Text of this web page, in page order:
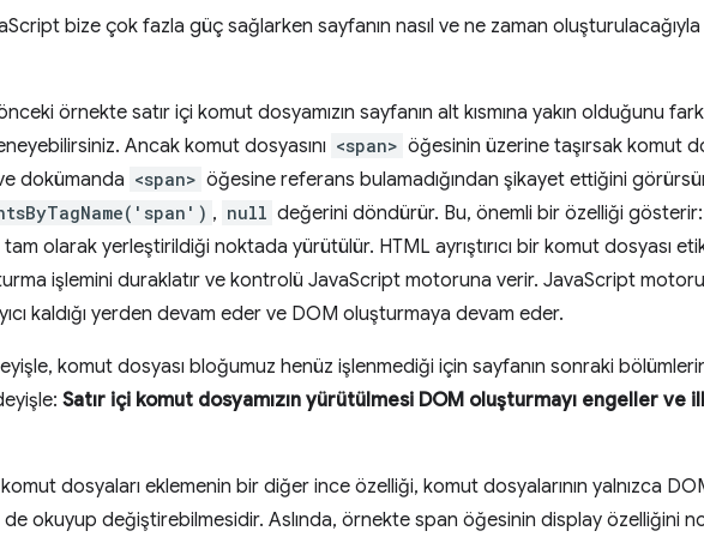
bize çok fazla güç sağlarken sayfanın nasıl ve ne zaman oluşturulacağıyla
örnekte satır içi komut dosyamızın sayfanın alt kısmına yakın olduğunu
Ancak komut dosyasını <span> öğesinin üzerine taşırsak komut
dokümanda <span> öğesine referans bulamadığından şikayet ettiğini
, null değerini döndürür. Bu, önemli bir özelliği
olarak yerleştirildiği noktada yürütülür. HTML ayrıştırıcı bir komut dosyası
işlemini duraklatır ve kontrolü JavaScript motoruna verir. JavaScript motoru
kaldığı yerden devam eder ve DOM oluşturmaya devam eder.
komut dosyası bloğumuz henüz işlenmediği için sayfanın sonraki
Satır içi komut dosyamızın yürütülmesi DOM oluşturmayı engeller ve
komut dosyaları eklemenin bir diğer ince özelliği, komut dosyalarının yalnızca
de okuyup değiştirebilmesidir. Aslında, örnekte span öğesinin display özelliğini